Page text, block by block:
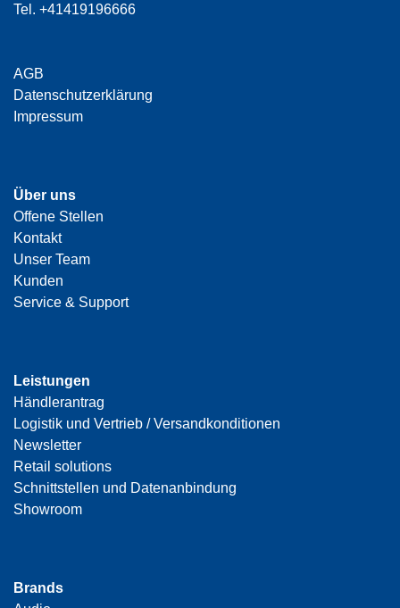
Tel. +41419196666
AGB
Datenschutzerklärung
Impressum
Über uns
Offene Stellen
Kontakt
Unser Team
Kunden
Service & Support
Leistungen
Händlerantrag
Logistik und Vertrieb / Versandkonditionen
Newsletter
Retail solutions
Schnittstellen und Datenanbindung
Showroom
Brands